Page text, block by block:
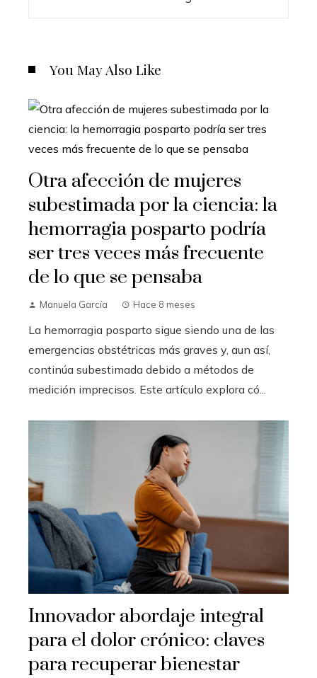
You May Also Like
Otra afección de mujeres
subestimada por la ciencia: la
hemorragia posparto podría
ser tres veces más frecuente
de lo que se pensaba
Manuela García Hace 8 meses
La hemorragia posparto sigue siendo una de las
emergencias obstétricas más graves y, aun así,
continúa subestimada debido a métodos de
medición imprecisos. Este artículo explora có...
Innovador abordaje integral
para el dolor crónico: claves
para recuperar bienestar